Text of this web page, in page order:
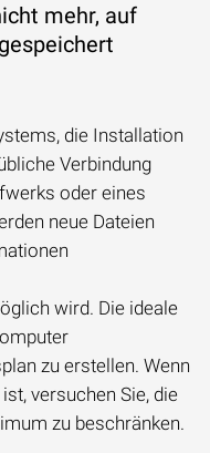
mehr, auf
die Installation
Verbindung
oder eines
neue Dateien
wird. Die ideale
zu erstellen. Wenn
versuchen Sie, die
zu beschränken.